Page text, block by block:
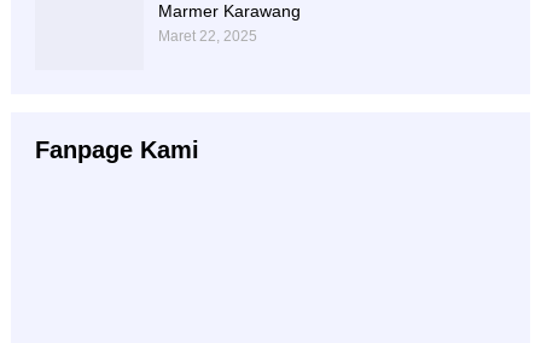
Marmer Karawang
Maret 22, 2025
Fanpage Kami